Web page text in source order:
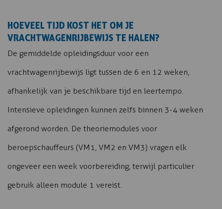
HOEVEEL TIJD KOST HET OM JE
VRACHTWAGENRIJBEWIJS TE HALEN?
De gemiddelde opleidingsduur voor een
vrachtwagenrijbewijs ligt tussen de 6 en 12 weken,
afhankelijk van je beschikbare tijd en leertempo.
Intensieve opleidingen kunnen zelfs binnen 3-4 weken
afgerond worden. De theoriemodules voor
beroepschauffeurs (VM1, VM2 en VM3) vragen elk
ongeveer een week voorbereiding, terwijl particulier
gebruik alleen module 1 vereist.